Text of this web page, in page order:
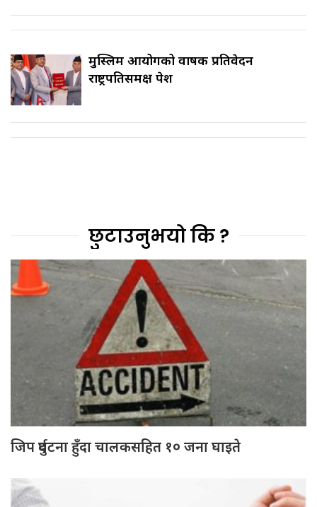
मुस्लिम आयोगको वार्षिक प्रतिवेदन
राष्ट्रपतिसमक्ष पेश
छुटाउनुभयो कि ?
जिप दुर्घटना हुँदा चालकसहित १० जना घाइते